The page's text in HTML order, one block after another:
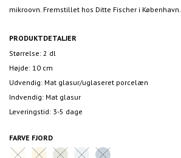
mikroovn. Fremstillet hos Ditte Fischer i København.
PRODUKTDETALJER
Størrelse: 2 dl
Højde: 10 cm
Udvendig: Mat glasur/uglaseret porcelæn
Indvendig: Mat glasur
Leveringstid: 3-5 dage
FARVE FJORD